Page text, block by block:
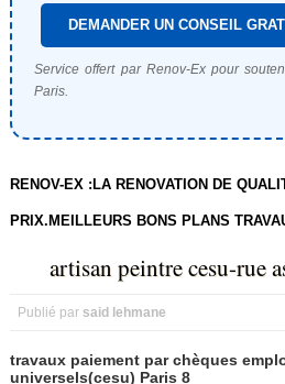
DEMANDER UN CONSEIL
Service offert par Renov-Ex pour
Paris.
RENOV-EX :LA RENOVATION DE
PRIX.MEILLEURS BONS PLANS
artisan peintre cesu-rue
Publié par said lehmane
travaux paiement par chèques
universels(cesu) Paris 8